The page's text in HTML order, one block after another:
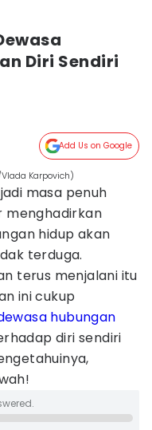
Diri Sendiri
Add Us on Google
Karpovich)
masa penuh
menghadirkan
hidup akan
terduga.
terus menjalani itu
ini cukup
hubungan
diri sendiri